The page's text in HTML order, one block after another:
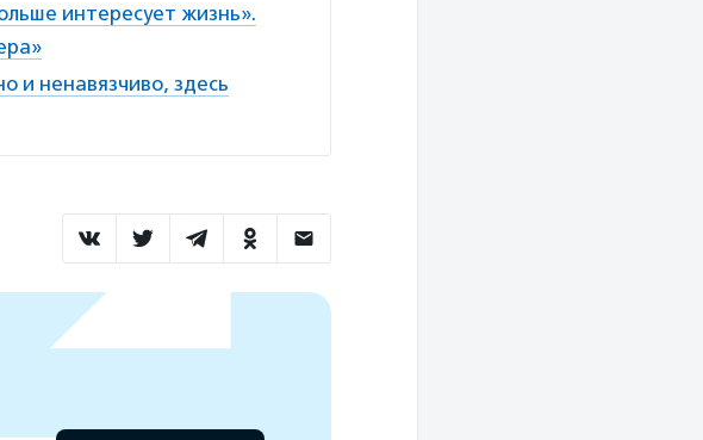
интересует жизнь».
и ненавязчиво, здесь